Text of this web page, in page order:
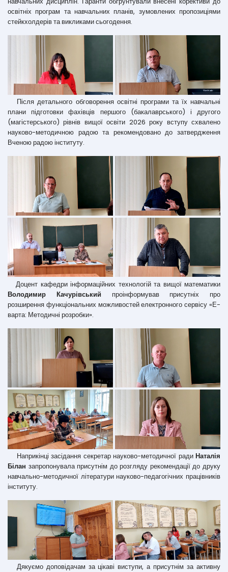
освітніх програм та навчальних планів, зумовлених пропозиціями
стейкхолдерів та викликами сьогодення.
Після детального обговорення освітні програми та їх навчальні
плани підготовки фахівців першого (бакалаврського) і другого
(магістерського) рівнів вищої освіти 2026 року вступу схвалено
науково-методичною радою та рекомендовано до затвердження
Вченою радою інституту.
Доцент кафедри інформаційних технологій та вищої математики
Володимир Качурівський проінформував присутніх про
розширення функціональних можливостей електронного сервісу «Е-
варта: Методичні розробки».
Наприкінці засідання секретар науково-методичної ради Наталія
Білан запропонувала присутнім до розгляду рекомендації до друку
навчально-методичної літератури науково-педагогічних працівників
інституту.
Дякуємо доповідачам за цікаві виступи, а присутнім за активну